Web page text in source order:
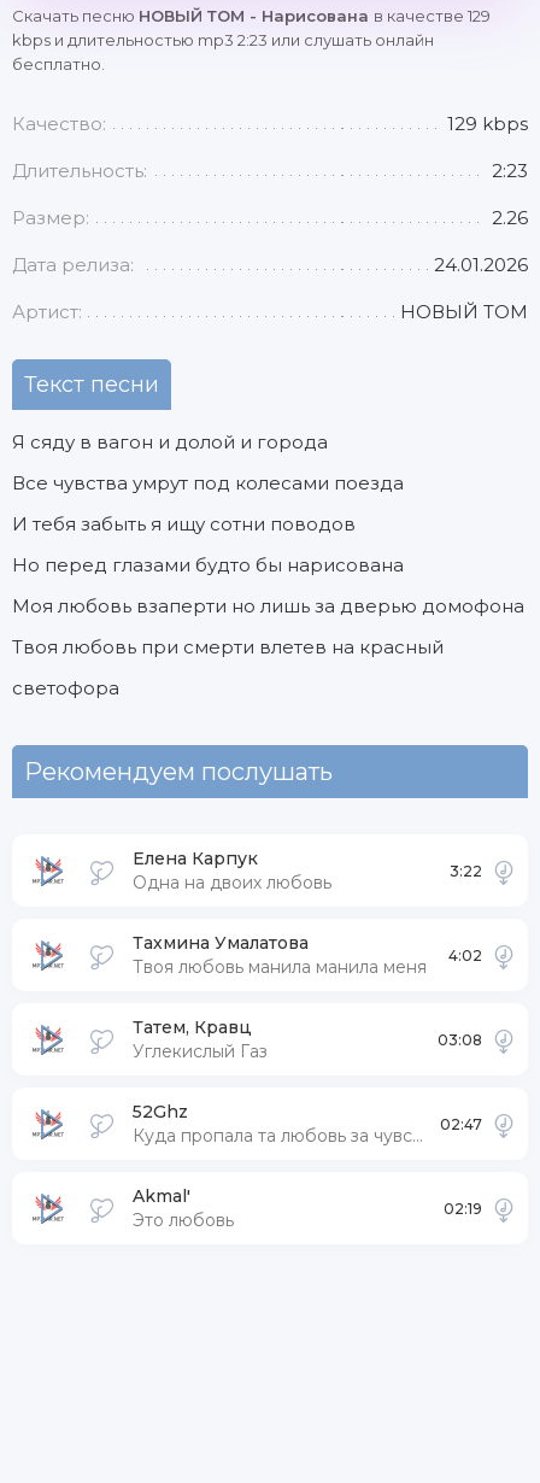
Скачать песню НОВЫЙ ТОМ - Нарисована в качестве 129
kbps и длительностью mp3 2:23 или слушать онлайн
бесплатно.
Качество: 129 kbps
Длительность: 2:23
Размер: 2.26
Дата релиза: 24.01.2026
Артист: НОВЫЙ ТОМ
Текст песни
Я сяду в вагон и долой и города
Все чувства умрут под колесами поезда
И тебя забыть я ищу сотни поводов
Но перед глазами будто бы нарисована
Моя любовь взаперти но лишь за дверью домофона
Твоя любовь при смерти влетев на красный
светофора
Рекомендуем послушать
Елена Карпук
Одна на двоих любовь
3:22
Тахмина Умалатова
Твоя любовь манила манила меня
4:02
Татем, Кравц
Углекислый Газ
03:08
52Ghz
Куда пропала та любовь за чувства
02:47
Akmal'
Это любовь
02:19